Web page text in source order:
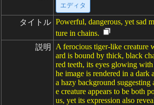
エディタ
タイトル Powerful, dangerous, yet sad
ture in chains.
説明
A ferocious tiger-like creature
ard is bound by thick, black
red teeth, its eyes glowing
he image is rendered in a dark
a hazy background suggesting
e creature appears to be both
us, yet its expression also